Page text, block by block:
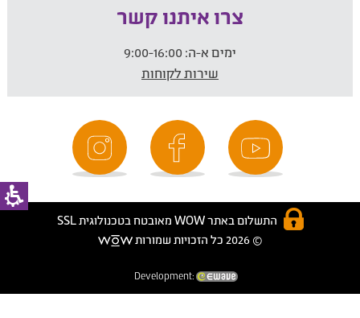
צרו איתנו קשר
ימים א-ה:
שירות לקוחות
התשלום באתר WOW מאובטח בטכנולוגית SSL
© 2026 כל הזכויות שמורות
Development: